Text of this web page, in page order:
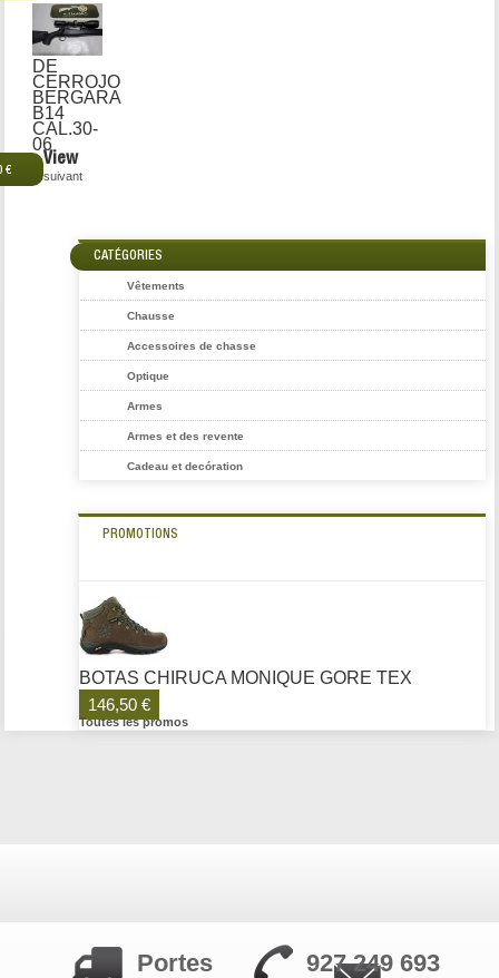
DE
CERROJO
BERGARA
B14
CAL.30-
06
€
View
suivant
CATÉGORIES
Vêtements
Chausse
Accessoires de chasse
Optique
Armes
Armes et des revente
Cadeau et decóration
PROMOTIONS
BOTAS CHIRUCA MONIQUE GORE TEX
146,50 €
Toutes les promos
Portes 927 249 693